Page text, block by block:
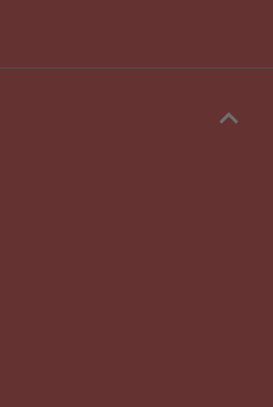
keyboard_arrow_up